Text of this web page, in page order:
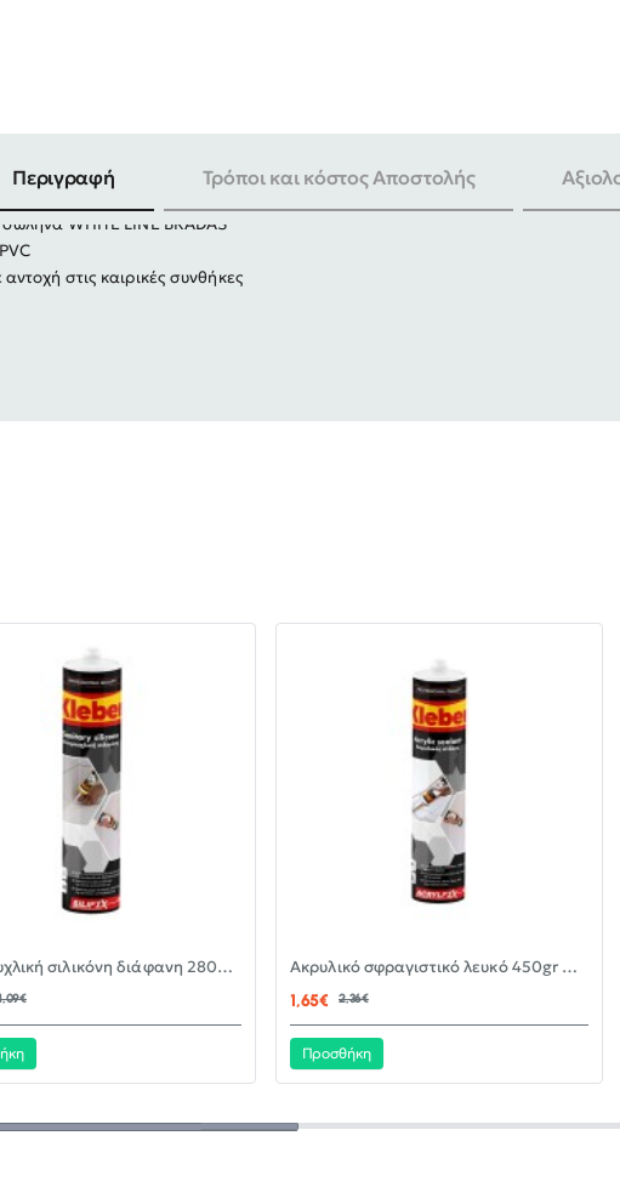
Περιγραφή Τρόποι και κόστος Αποστολής
σωλήνα WHITE LINE BRADAS
στις καιρικές συνθήκες
-30%Αντιμουχλική σιλικόνη διάφανη 280ml KLEBER
-30%Ακρυλικό σφραγιστικό λευκό 450gr KLEBER
1,65€
2,36€
Προσθήκη